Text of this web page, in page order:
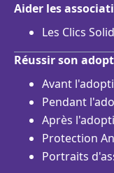
Aider les
Les Clics
Réussir son
Avant
Pendant
Après
Protection
Portraits